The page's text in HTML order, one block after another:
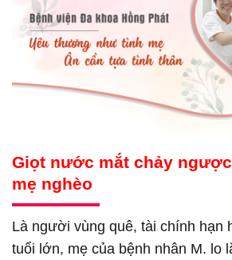
Giọt nước mắt chảy
mẹ nghèo
Là người vùng quê, tài chính hạn
tuổi lớn, mẹ của bệnh nhân M. lo